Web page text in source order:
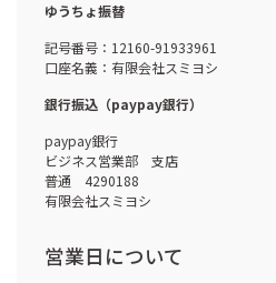
ゆうちょ振替
記号番号：12160-91933961
口座名義：有限会社スミヨシ
銀行振込（paypay銀行）
paypay銀行
ビジネス営業部 支店
普通 4290188
有限会社スミヨシ
営業日について